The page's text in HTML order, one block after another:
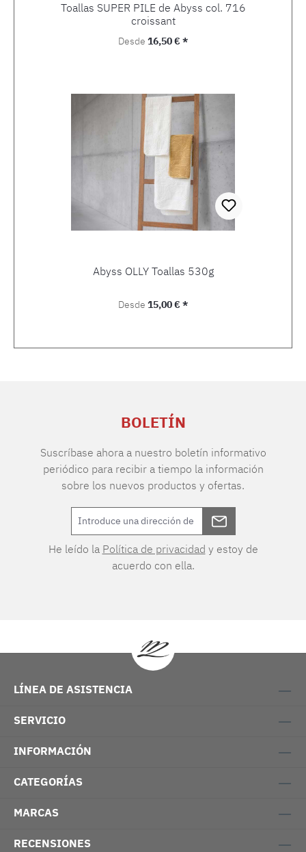
Toallas SUPER PILE de Abyss col. 716
croissant
Precio normal:
Desde 16,50 € *
Abyss OLLY Toallas 530g
Precio normal:
Desde 15,00 € *
BOLETÍN
Suscríbase ahora a nuestro boletín informativo
periódico para recibir a tiempo la información
sobre los nuevos productos y ofertas.
He leído la Política de privacidad y estoy de
acuerdo con ella.
LÍNEA DE ASISTENCIA
SERVICIO
INFORMACIÓN
CATEGORÍAS
MARCAS
RECENSIONES